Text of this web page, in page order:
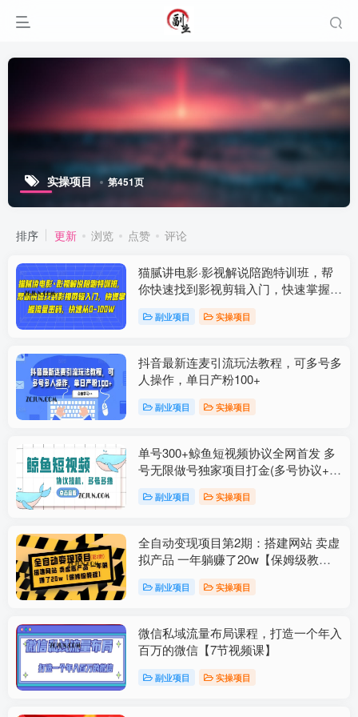
实操项目 第451页
排序 更新 浏览 点赞 评论
猫腻讲电影·影视解说陪跑特训班，帮
你快速找到影视剪辑入门，快速掌握流
量密码，快速从0-100W
副业项目 实操项目
抖音最新连麦引流玩法教程，可多号多
人操作，单日产粉100+
副业项目 实操项目
单号300+鲸鱼短视频协议全网首发 多
号无限做号独家项目打金(多号协议+教
副业项目 实操项目
全自动变现项目第2期：搭建网站 卖虚
拟产品 一年躺赚了20w【保姆级教
副业项目 实操项目
微信私域流量布局课程，打造一个年入
百万的微信【7节视频课】
副业项目 实操项目